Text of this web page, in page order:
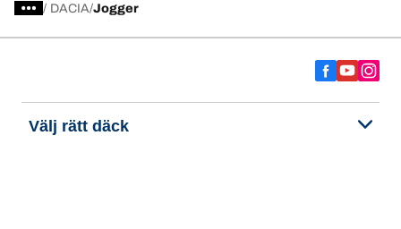
/ DACIA Jogger
Välj rätt däck